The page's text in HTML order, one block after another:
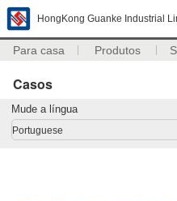
HongKong Guanke Industrial
Para casa Produtos
Casos
Mude a língua
Portuguese